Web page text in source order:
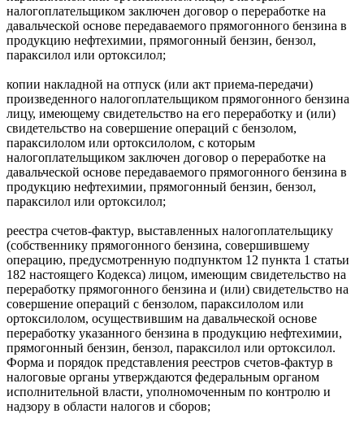
налогоплательщиком заключен договор о переработке на
давальческой основе передаваемого прямогонного бензина в
продукцию нефтехимии, прямогонный бензин, бензол,
параксилол или ортоксилол;
копии накладной на отпуск (или акт приема-передачи)
произведенного налогоплательщиком прямогонного бензина
лицу, имеющему свидетельство на его переработку и (или)
свидетельство на совершение операций с бензолом,
параксилолом или ортоксилолом, с которым
налогоплательщиком заключен договор о переработке на
давальческой основе передаваемого прямогонного бензина в
продукцию нефтехимии, прямогонный бензин, бензол,
параксилол или ортоксилол;
реестра счетов-фактур, выставленных налогоплательщику
(собственнику прямогонного бензина, совершившему
операцию, предусмотренную подпунктом 12 пункта 1 статьи
182 настоящего Кодекса) лицом, имеющим свидетельство на
переработку прямогонного бензина и (или) свидетельство на
совершение операций с бензолом, параксилолом или
ортоксилолом, осуществившим на давальческой основе
переработку указанного бензина в продукцию нефтехимии,
прямогонный бензин, бензол, параксилол или ортоксилол.
Форма и порядок представления реестров счетов-фактур в
налоговые органы утверждаются федеральным органом
исполнительной власти, уполномоченным по контролю и
надзору в области налогов и сборов;